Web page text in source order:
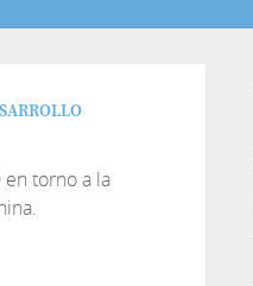
en torno a la